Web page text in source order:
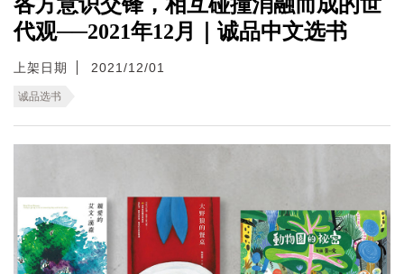
代观──2021年12月｜诚品中文选书
上架日期 2021/12/01
诚品选书